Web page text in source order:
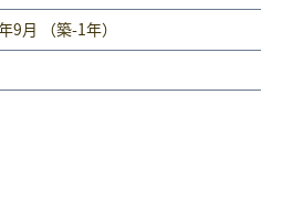
9月 （築-1年）